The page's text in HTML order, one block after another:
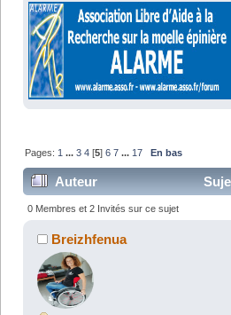
Pages: 1 ...3 4 [5]6 7 ... 17 En bas
Auteur
245999 fois)
0 Membres et 2 Invités sur ce sujet
Breizhfenua